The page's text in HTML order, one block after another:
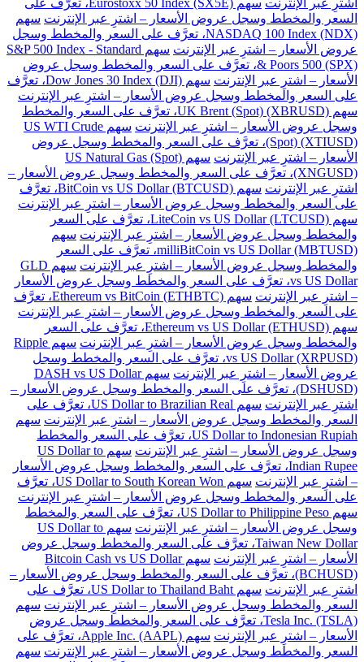
اشترِ عبر الإنترنت
سهم Eurostoxx 50 Index (SX5E)، تعرَّف على
السعر والمخطط وسجل عروض الأسعار – اشترِ عبر الإنترنت سهم
NASDAQ 100 Index (NDX)، تعرَّف على السعر والمخطط وسجل
عروض الأسعار – اشترِ عبر الإنترنت
سهم S&P 500 Index - Standard
& Poors 500 (SPX)، تعرَّف على السعر والمخطط وسجل عروض
الأسعار – اشترِ عبر الإنترنت
سهم Dow Jones 30 Index (DJI)، تعرَّف
على السعر والمخطط وسجل عروض الأسعار – اشترِ عبر الإنترنت
سهم UK Brent (Spot) (XBRUSD)، تعرَّف على السعر والمخطط
وسجل عروض الأسعار – اشترِ عبر الإنترنت
سهم US WTI Crude
(Spot) (XTIUSD)، تعرَّف على السعر والمخطط وسجل عروض
الأسعار – اشترِ عبر الإنترنت
سهم US Natural Gas (Spot)
(XNGUSD)، تعرَّف على السعر والمخطط وسجل عروض الأسعار –
اشترِ عبر الإنترنت
سهم BitCoin vs US Dollar (BTCUSD)، تعرَّف
على السعر والمخطط وسجل عروض الأسعار – اشترِ عبر الإنترنت
سهم LiteCoin vs US Dollar (LTCUSD)، تعرَّف على السعر
والمخطط وسجل عروض الأسعار – اشترِ عبر الإنترنت سهم
milliBitCoin vs US Dollar (MBTUSD)، تعرَّف على السعر
والمخطط وسجل عروض الأسعار – اشترِ عبر الإنترنت
سهم GLD
vs US Dollar، تعرَّف على السعر والمخطط وسجل عروض الأسعار
– اشترِ عبر الإنترنت
سهم Ethereum vs BitCoin (ETHBTC)، تعرَّف
على السعر والمخطط وسجل عروض الأسعار – اشترِ عبر الإنترنت
سهم Ethereum vs US Dollar (ETHUSD)، تعرَّف على السعر
والمخطط وسجل عروض الأسعار – اشترِ عبر الإنترنت
سهم Ripple
vs US Dollar (XRPUSD)، تعرَّف على السعر والمخطط وسجل
عروض الأسعار – اشترِ عبر الإنترنت
سهم DASH vs US Dollar
(DSHUSD)، تعرَّف على السعر والمخطط وسجل عروض الأسعار –
اشترِ عبر الإنترنت
سهم US Dollar to Brazilian Real، تعرَّف على
السعر والمخطط وسجل عروض الأسعار – اشترِ عبر الإنترنت سهم
US Dollar to Indonesian Rupiah، تعرَّف على السعر والمخطط
وسجل عروض الأسعار – اشترِ عبر الإنترنت
سهم US Dollar to
Indian Rupee، تعرَّف على السعر والمخطط وسجل عروض الأسعار
– اشترِ عبر الإنترنت
سهم US Dollar to South Korean Won، تعرَّف
على السعر والمخطط وسجل عروض الأسعار – اشترِ عبر الإنترنت
سهم US Dollar to Philippine Peso، تعرَّف على السعر والمخطط
وسجل عروض الأسعار – اشترِ عبر الإنترنت
سهم US Dollar to
Taiwan New Dollar، تعرَّف على السعر والمخطط وسجل عروض
الأسعار – اشترِ عبر الإنترنت
سهم Bitcoin Cash vs US Dollar
(BCHUSD)، تعرَّف على السعر والمخطط وسجل عروض الأسعار –
اشترِ عبر الإنترنت
سهم US Dollar to Thailand Baht، تعرَّف على
السعر والمخطط وسجل عروض الأسعار – اشترِ عبر الإنترنت سهم
Tesla Inc. (TSLA)، تعرَّف على السعر والمخطط وسجل عروض
الأسعار – اشترِ عبر الإنترنت
سهم Apple Inc. (AAPL)، تعرَّف على
السعر والمخطط وسجل عروض الأسعار – اشترِ عبر الإنترنت سهم